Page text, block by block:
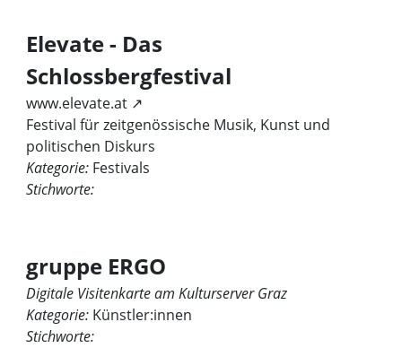
Elevate - Das
Schlossbergfestival
www.elevate.at ↗
Festival für zeitgenössische Musik, Kunst und
politischen Diskurs
Kategorie: Festivals
Stichworte:
gruppe ERGO
Digitale Visitenkarte am Kulturserver Graz
Kategorie: Künstler:innen
Stichworte: